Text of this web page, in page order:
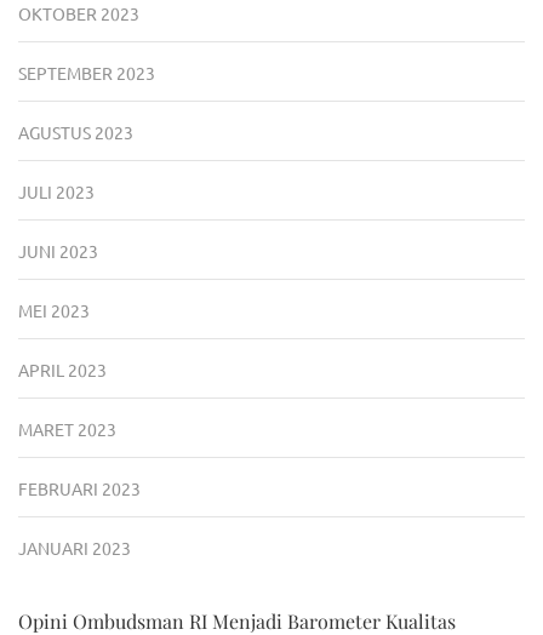
OKTOBER 2023
SEPTEMBER 2023
AGUSTUS 2023
JULI 2023
JUNI 2023
MEI 2023
APRIL 2023
MARET 2023
FEBRUARI 2023
JANUARI 2023
Opini Ombudsman RI Menjadi Barometer Kualitas